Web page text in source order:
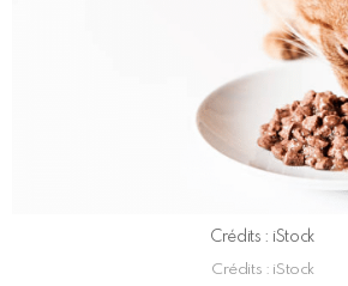
Crédits : iStock
Crédits : iStock